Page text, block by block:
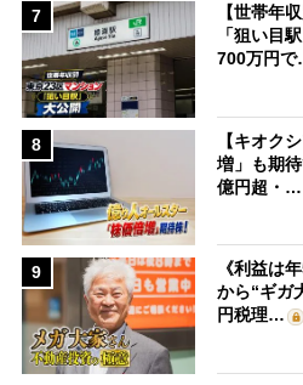
7
【世帯年
「狙い目
700万円
8
【キオク
増」も期
億円超・…
9
《利益は
から“ギガ
円税理…